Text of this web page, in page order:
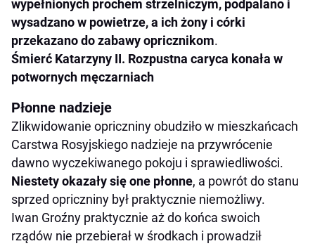
wypełnionych prochem strzelniczym, podpalano i
wysadzano w powietrze, a ich żony i córki
przekazano do zabawy opricznikom.
Śmierć Katarzyny II. Rozpustna caryca konała w
potwornych męczarniach
Płonne nadzieje
Zlikwidowanie opriczniny obudziło w mieszkańcach
Carstwa Rosyjskiego nadzieje na przywrócenie
dawno wyczekiwanego pokoju i sprawiedliwości.
Niestety okazały się one płonne, a powrót do stanu
sprzed opriczniny był praktycznie niemożliwy.
Iwan Groźny praktycznie aż do końca swoich
rządów nie przebierał w środkach i prowadził